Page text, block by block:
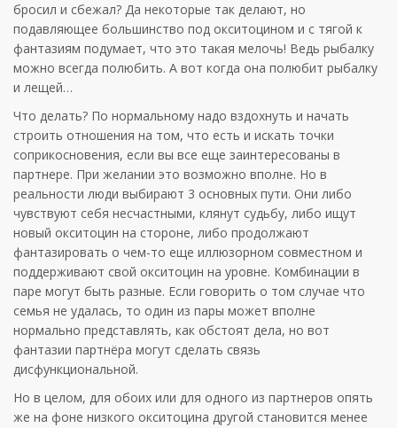
бросил и сбежал? Да некоторые так делают, но
подавляющее большинство под окситоцином и с тягой к
фантазиям подумает, что это такая мелочь! Ведь рыбалку
можно всегда полюбить. А вот когда она полюбит рыбалку
и лещей…
Что делать? По нормальному надо вздохнуть и начать
строить отношения на том, что есть и искать точки
соприкосновения, если вы все еще заинтересованы в
партнере. При желании это возможно вполне. Но в
реальности люди выбирают 3 основных пути. Они либо
чувствуют себя несчастными, клянут судьбу, либо ищут
новый окситоцин на стороне, либо продолжают
фантазировать о чем-то еще иллюзорном совместном и
поддерживают свой окситоцин на уровне. Комбинации в
паре могут быть разные. Если говорить о том случае что
семья не удалась, то один из пары может вполне
нормально представлять, как обстоят дела, но вот
фантазии партнёра могут сделать связь
дисфункциональной.
Но в целом, для обоих или для одного из партнеров опять
же на фоне низкого окситоцина другой становится менее